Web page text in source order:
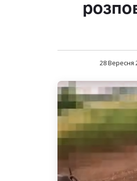
28 Вересня